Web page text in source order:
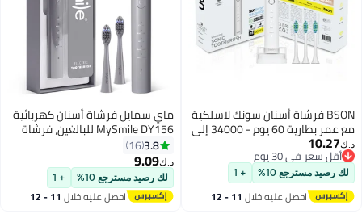
BSON فرشاة أسنان سونك لاسلكية
مع عمر بطارية 60 يوم - 34000 إلى
40000 حركة في الدقيقة لتنظيف
عميق - قوة تبييض 10X، قاعدة
تصميم عصري مريح
د.ك‏10.27
أقل سعر في 30 يوم
أقل سعر في 30 يوم
لك رصيد مسترجع 10% + 1
احصل عليه خلال 11 - 12
ماي سمايل فرشاة أسنان كهربائية
MySmile DY156 للبالغين، فرشاة
أسنان صوتية قابلة لإعادة الشحن
مؤقت ذكي بـ 2 دقيقة و 5 أوضاع،
45000 دورة في الدقيقة، شحنة
واحدة تكفي لمدة 60 يومًا (رمادي،
3.8
16
د.ك‏9.09
لك رصيد مسترجع 10% + 1
احصل عليه خلال 11 - 12